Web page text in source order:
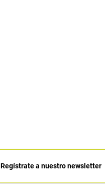
Regístrate a nuestro newsletter